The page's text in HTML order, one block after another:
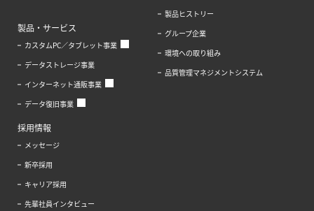
製品・サービス
カスタムPC／タブレット事業
データストレージ事業
インターネット通販事業
データ復旧事業
製品ヒストリー
グループ企業
環境への取り組み
品質管理マネジメントシステム
採用情報
メッセージ
新卒採用
キャリア採用
先輩社員インタビュー